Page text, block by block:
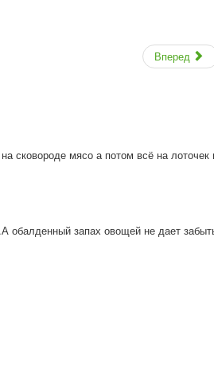
Вперед
сковороде мясо а потом всё на лоточек
обалденный запах овощей не дает